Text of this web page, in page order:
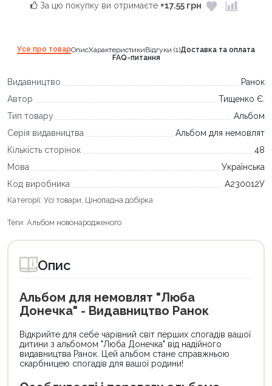
За цю покупку ви отримаєте +17.55 грн
Усе про товарОписХарактеристикиВідгуки (1)Доставка та оплата
FAQ-питання
Видавництво
Ранок
Автор
Тищенко Є.
Тип товару
Альбом
Серія видавництва
Альбом для немовлят
Кількість сторінок
48
Мова
Українська
Код виробника
А230012У
Категорії: Усі товари Цінопадна добірка
Теги: Альбом новонародженого
Опис
Альбом для немовлят "Люба
Донечка" - Видавництво Ранок
Відкрийте для себе чарівний світ перших спогадів вашої
дитини з альбомом "Люба Донечка" від надійного
видавництва Ранок. Цей альбом стане справжньою
скарбницею спогадів для вашої родини!